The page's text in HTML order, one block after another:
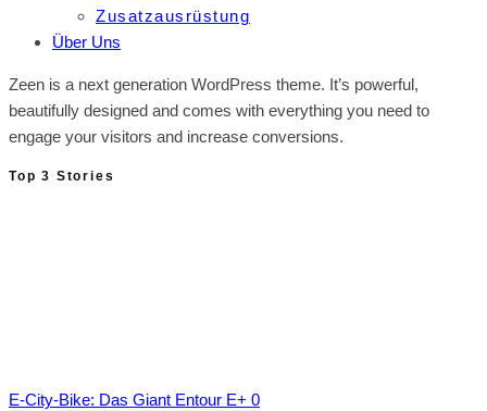
Zusatzausrüstung
Über Uns
Zeen is a next generation WordPress theme. It’s powerful,
beautifully designed and comes with everything you need to
engage your visitors and increase conversions.
Top 3 Stories
E-City-Bike: Das Giant Entour E+ 0